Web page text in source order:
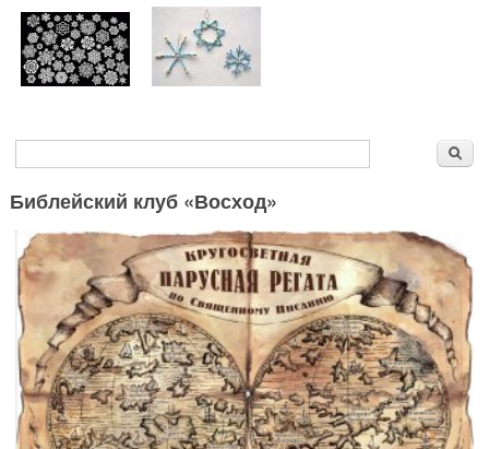
Форма поиска
Библейский клуб «Восход»